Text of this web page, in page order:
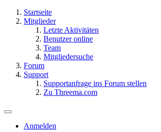
Startseite
Mitglieder
Letzte Aktivitäten
Benutzer online
Team
Mitgliedersuche
Forum
Support
Supportanfrage ins Forum stellen
Zu Threema.com
Anmelden